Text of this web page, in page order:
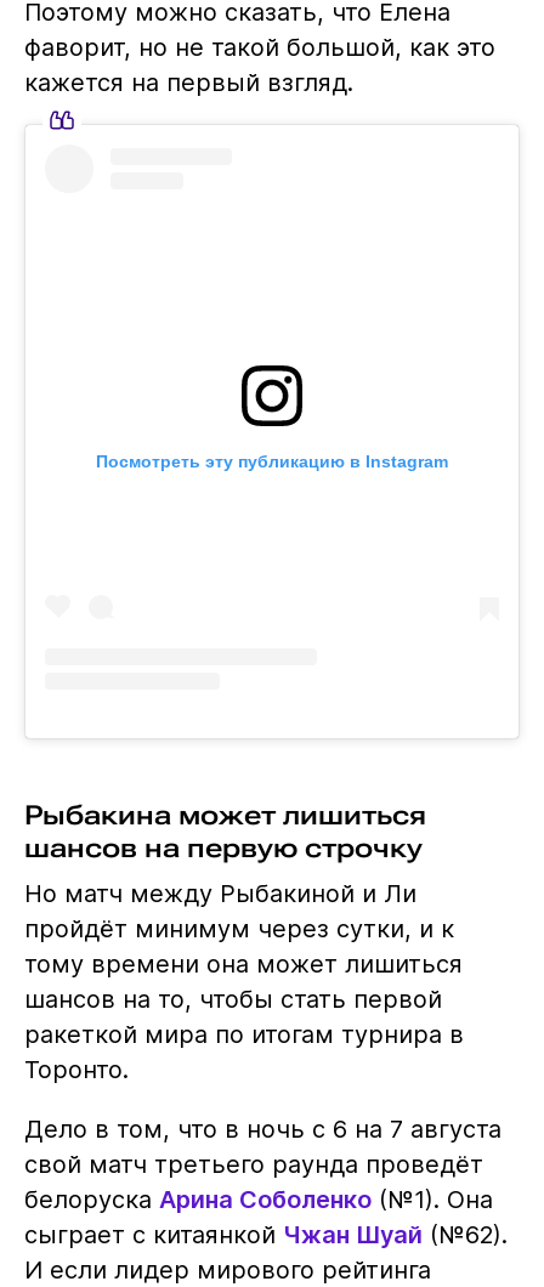
Поэтому можно сказать, что Елена
фаворит, но не такой большой, как это
кажется на первый взгляд.
Посмотреть эту публикацию в Instagram
Рыбакина может лишиться
шансов на первую строчку
Но матч между Рыбакиной и Ли
пройдёт минимум через сутки, и к
тому времени она может лишиться
шансов на то, чтобы стать первой
ракеткой мира по итогам турнира в
Торонто.
Дело в том, что в ночь с 6 на 7 августа
свой матч третьего раунда проведёт
белоруска Арина Соболенко(№1). Она
сыграет с китаянкой Чжан Шуай (№62).
И если лидер мирового рейтинга